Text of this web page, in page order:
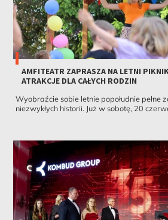
AMFITEATR ZAPRASZA NA LETNI
ATRAKCJE DLA CAŁYCH RODZIN
Wyobraźcie sobie letnie popołudnie pełne
niezwykłych historii. Już w sobotę, 20